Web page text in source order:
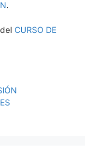
.
CURSO DE